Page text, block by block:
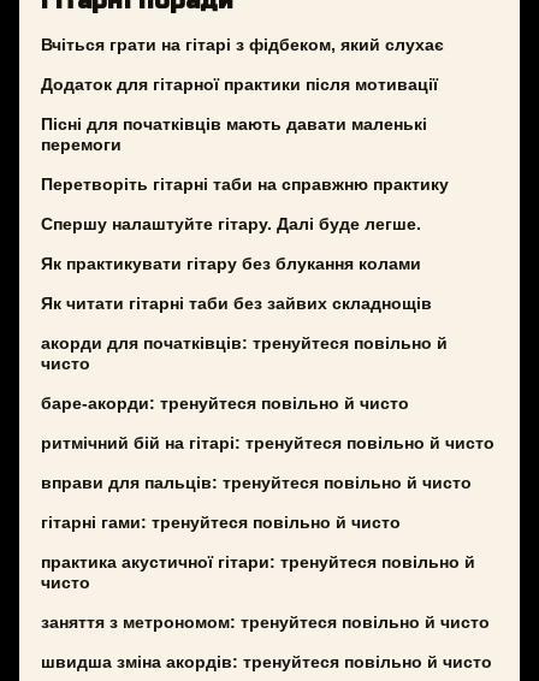
Вчіться грати на гітарі з фідбеком, який слухає
Додаток для гітарної практики після мотивації
Пісні для початківців мають давати маленькі
перемоги
Перетворіть гітарні таби на справжню практику
Спершу налаштуйте гітару. Далі буде легше.
Як практикувати гітару без блукання колами
Як читати гітарні таби без зайвих складнощів
акорди для початківців: тренуйтеся повільно й
чисто
баре-акорди: тренуйтеся повільно й чисто
ритмічний бій на гітарі: тренуйтеся повільно й чисто
вправи для пальців: тренуйтеся повільно й чисто
гітарні гами: тренуйтеся повільно й чисто
практика акустичної гітари: тренуйтеся повільно й
чисто
заняття з метрономом: тренуйтеся повільно й чисто
швидша зміна акордів: тренуйтеся повільно й чисто